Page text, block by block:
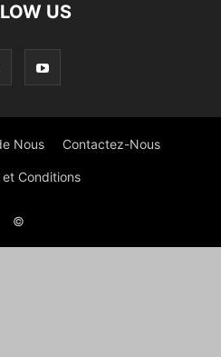
US
Nous Contactez-Nous
et Conditions
©